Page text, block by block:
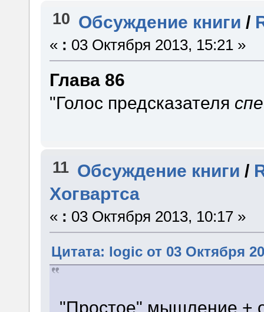
10 Обсуждение книги /
« : 03 Октября 2013, 15:21 »
Глава 86
"Голос предсказателя
11 Обсуждение книги /
Хогвартса
« : 03 Октября 2013, 10:17 »
Цитата: logic от 03 Октября
"Простое" мышление +